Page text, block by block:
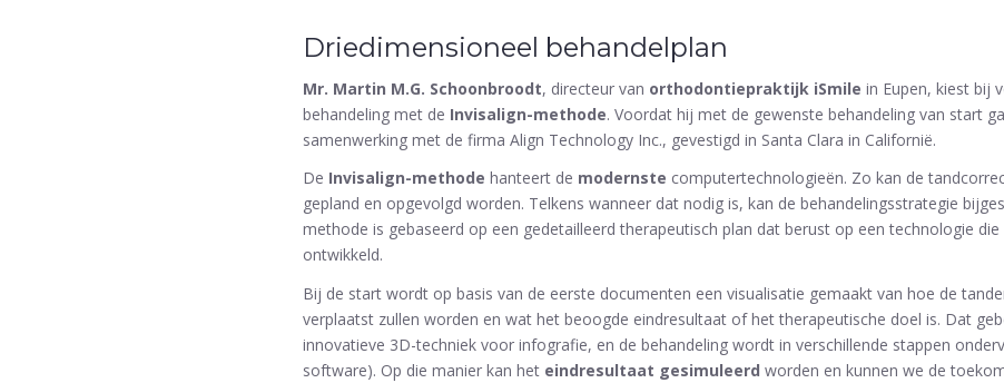
Driedimensioneel behandelplan
Mr. Martin M.G. Schoonbroodt, directeur van orthodontiepraktijk iSmile in Eupen, kiest bij
behandeling met de Invisalign-methode. Voordat hij met de gewenste behandeling van start
samenwerking met de firma Align Technology Inc., gevestigd in Santa Clara in Californië.
De Invisalign-methode hanteert de modernste computertechnologieën. Zo kan de
gepland en opgevolgd worden. Telkens wanneer dat nodig is, kan de behandelingsstrategie
methode is gebaseerd op een gedetailleerd therapeutisch plan dat berust op een technologie
ontwikkeld.
Bij de start wordt op basis van de eerste documenten een visualisatie gemaakt van hoe de
verplaatst zullen worden en wat het beoogde eindresultaat of het therapeutische doel is. Dat
innovatieve 3D-techniek voor infografie, en de behandeling wordt in verschillende stappen
software). Op die manier kan het eindresultaat gesimuleerd worden en kunnen we de